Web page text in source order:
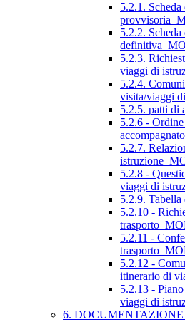
5.2.1.
5.2.2.
5.2.3.
viaggi di
5.2.4.
visita/viaggi
5.2.5. patti di
5.2.6 -
5.2.7.
5.2.8 -
viaggi di
5.2.9.
5.2.10 -
5.2.11 -
5.2.12 -
itinerario di
5.2.13 -
viaggi di
6. DOCUMENTAZIONE